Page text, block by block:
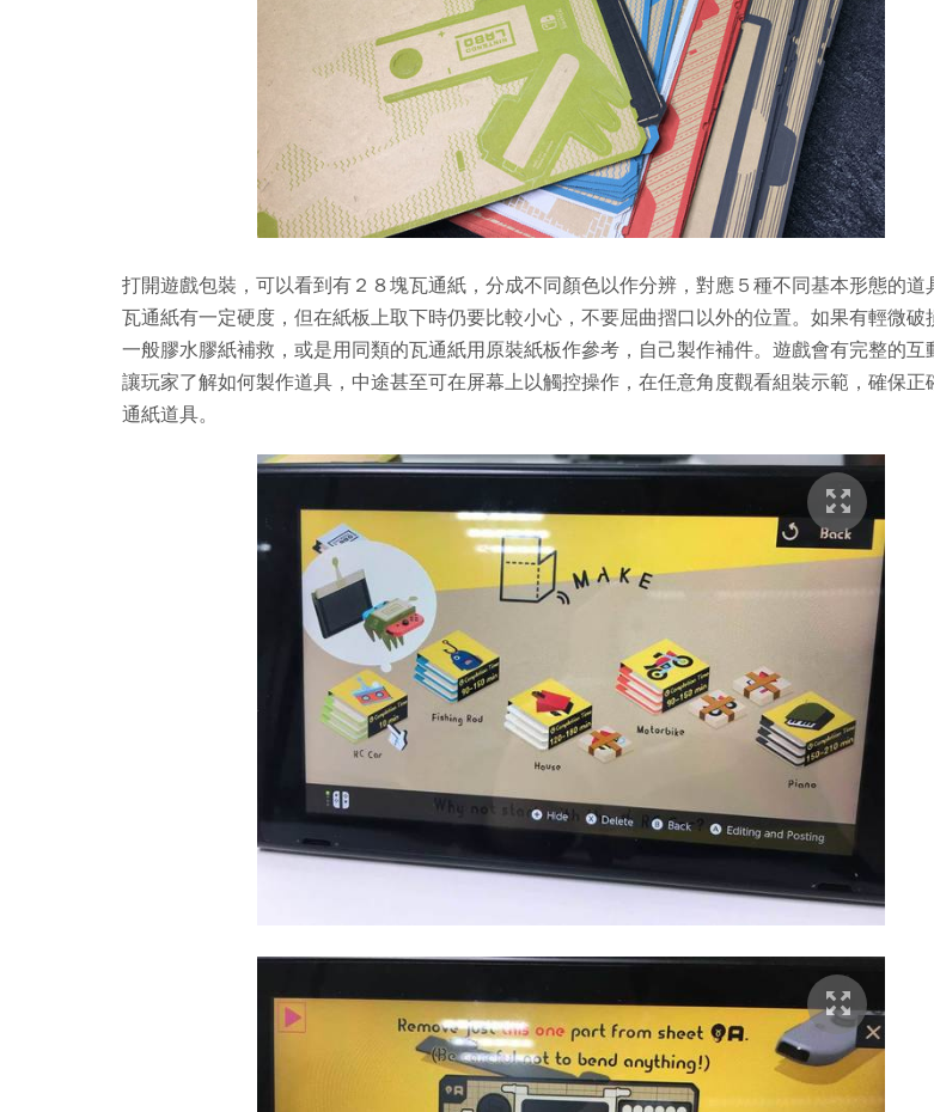
打開遊戲包裝，可以看到有２８塊瓦通紙，分成不同顏色以作分辨，對應５種不同基本形態的道
瓦通紙有一定硬度，但在紙板上取下時仍要比較小心，不要屈曲摺口以外的位置。如果有輕微破
一般膠水膠紙補救，或是用同類的瓦通紙用原裝紙板作參考，自己製作補件。遊戲會有完整的互
讓玩家了解如何製作道具，中途甚至可在屏幕上以觸控操作，在任意角度觀看組裝示範，確保正
通紙道具。